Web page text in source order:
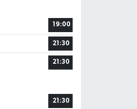
19:00
21:30
21:30
21:30